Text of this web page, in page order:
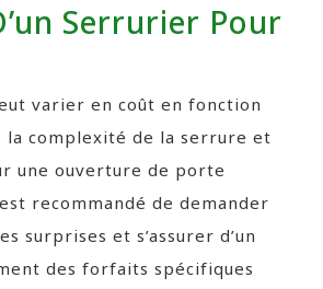
Serrurier Pour
varier en coût en fonction
la complexité de la serrure et
une ouverture de porte
recommandé de demander
et s’assurer d’un
des forfaits spécifiques